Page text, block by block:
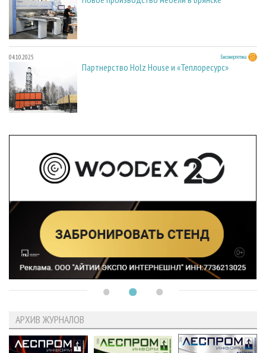
04.10.2025 Биоэнергетика
Партнерство Holz House и «Теплоресурс»
АРХИВ ЖУРНАЛОВ